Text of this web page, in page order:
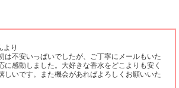
り
は不安いっぱいでしたが、ご丁寧にメールもいた
に感動しました。大好きな香水をどこよりも安く
しいです。また機会があればよろしくお願いいた